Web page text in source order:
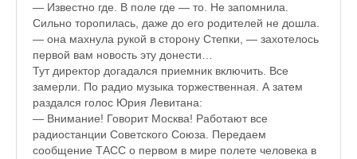
ЗАЛЫ ДЛЯ НАСТОЛЬНОГО ТЕННИСА В ПУШКИНЕ
♪♫Анекдоты★
♪♫Рассказы 3★
♪♫Все тексты новых песен★
♪♫Детские песенки★
— Известно где. В поле где — то. Не запомнила.
Сильно торопилась, даже до его родителей не дошла.
— она махнула рукой в сторону Степки, — захотелось
первой вам новость эту донести…
Тут директор догадался приемник включить. Все
замерли. По радио музыка торжественная. А затем
раздался голос Юрия Левитана:
— Внимание! Говорит Москва! Работают все
радиостанции Советского Союза. Передаем
сообщение ТАСС о первом в мире полете человека в